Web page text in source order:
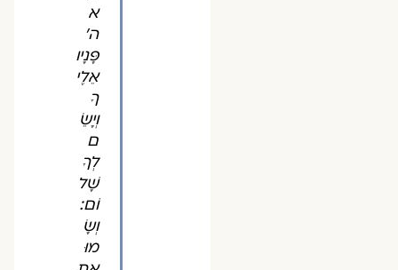
א
ה'
פָּנָיו
אֵלֶי
ךָ
וְיָשֵׂ
ם
לְךָ
שָׁל
וֹם:
וְשָׂ
מוּ